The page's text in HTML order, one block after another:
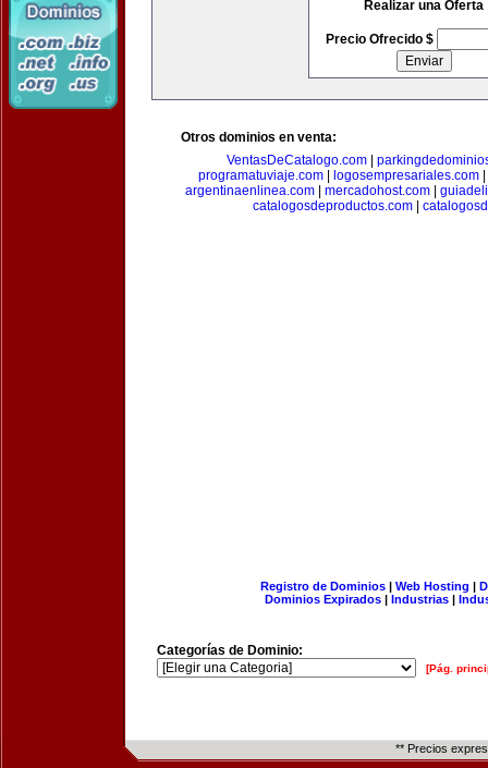
Realizar una Oferta
Precio Ofrecido $
Otros dominios en venta:
VentasDeCatalogo.com|
programatuviaje.com| logosempresariales.com|
argentinaenlinea.com| mercadohost.com|
catalogosdeproductos.com
Registro de Dominios| Web Hosting |
Dominios Expirados | Industrias |
Categorías de Dominio:
[Pág.
** Precios